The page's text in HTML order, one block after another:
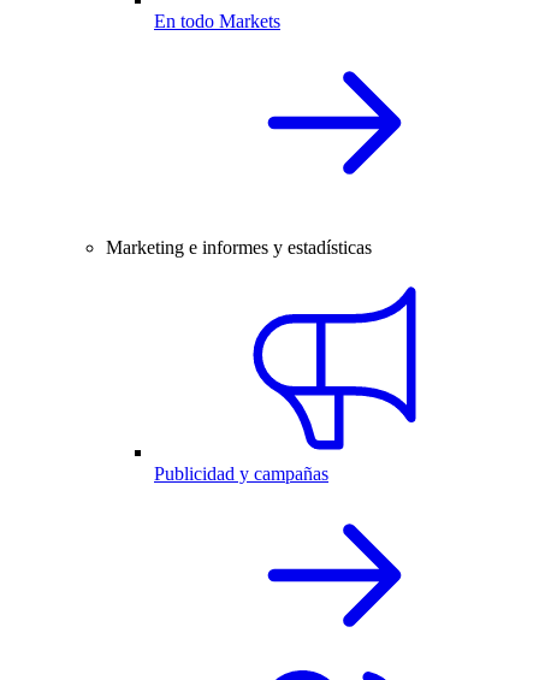
En todo Markets
Marketing e informes y estadísticas
Publicidad y campañas